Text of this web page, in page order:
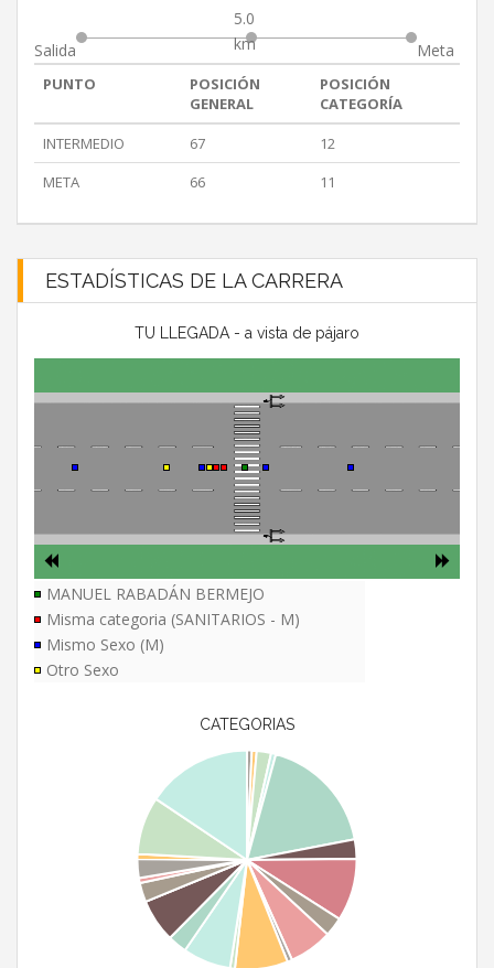
Salida
5.0
km
Meta
PUNTO
POSICIÓN
GENERAL
POSICIÓN
CATEGORÍA
INTERMEDIO
67
12
META
66 11
ESTADÍSTICAS DE LA CARRERA
TU LLEGADA - a vista de pájaro
MANUEL RABADÁN BERMEJO
Misma categoria (SANITARIOS - M)
Mismo Sexo (M)
Otro Sexo
CATEGORIAS